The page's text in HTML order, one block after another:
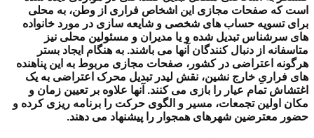
است که صفحات مجازی این اشخاص فراری از وطن، به محلی
برای تسویه حساب های شخصی و شایعه سازی در مورد خانواده
های سرشناس تبدیل شده و یا مدیران و مسئولین محلی نیز
متاسفانه از دنبال کنندگان آنها می باشند. به هنگام ایجاد بستر
هرگونه اعتراضی در کشور، صفحات مجازی مربوط به این پناهنده
های فراریِ خارج نشین، نقش لیدر تبدیل محرک اعتراضی به یک
اغتشاش تمام عیار را بازی می کنند. آنها علاوه بر تعیین زمان و
مکان اولین تجمعات، مسیر و الگوی حرکت را برنامه ریزی کرده و
حضور معترضین شهرهای همجوار را پیشنهاد می دهند.